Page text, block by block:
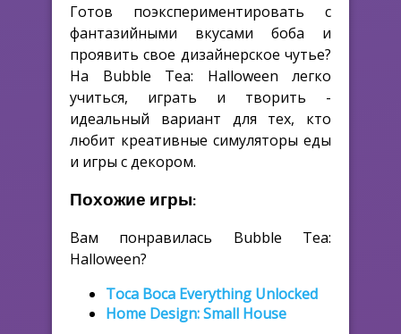
Готов поэкспериментировать с
фантазийными вкусами боба и
проявить свое дизайнерское чутье?
На Bubble Tea: Halloween легко
учиться, играть и творить -
идеальный вариант для тех, кто
любит креативные симуляторы еды
и игры с декором.
Похожие игры:
Вам понравилась Bubble Tea:
Halloween?
Toca Boca Everything Unlocked
Home Design: Small House